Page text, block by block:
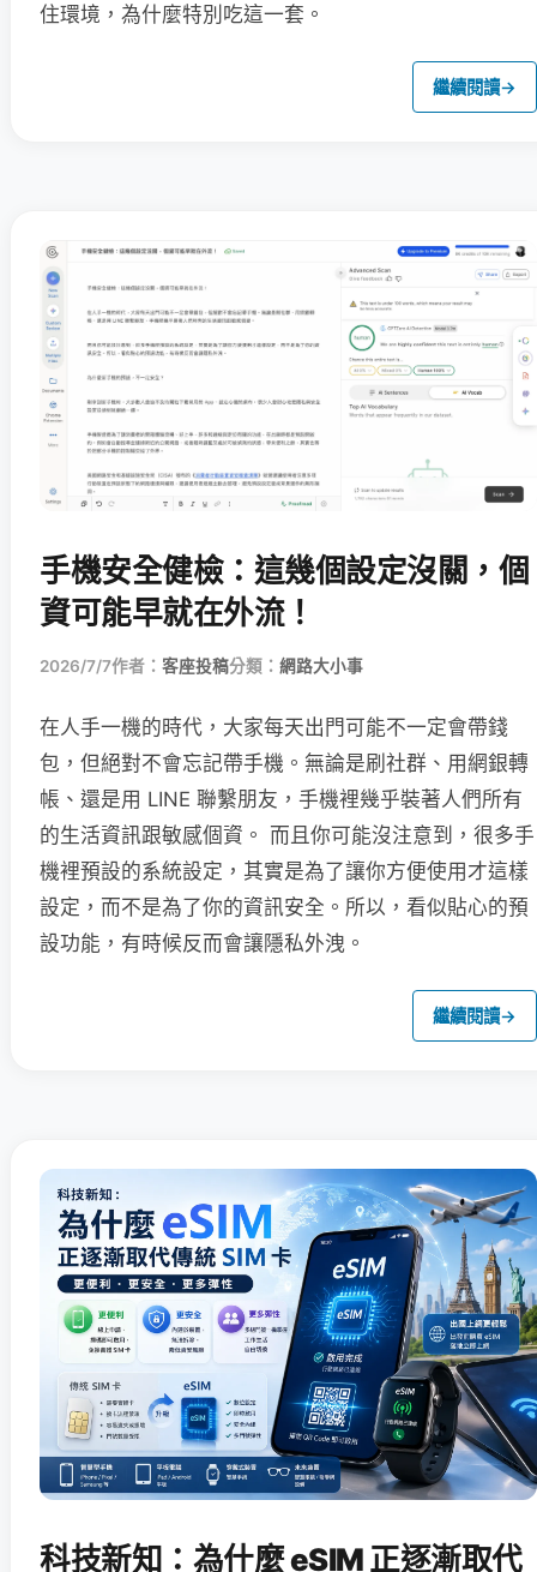
住環境，為什麼特別吃這一套。
繼續閱讀→
手機安全健檢：這幾個設定沒關，個
資可能早就在外流！
2026/7/7作者： 客座投稿分類： 網路大小事
在人手一機的時代，大家每天出門可能不一定會帶錢
包，但絕對不會忘記帶手機。無論是刷社群、用網銀轉
帳、還是用 LINE 聯繫朋友，手機裡幾乎裝著人們所有
的生活資訊跟敏感個資。 而且你可能沒注意到，很多手
機裡預設的系統設定，其實是為了讓你方便使用才這樣
設定，而不是為了你的資訊安全。所以，看似貼心的預
設功能，有時候反而會讓隱私外洩。
繼續閱讀→
科技新知：為什麼 eSIM 正逐漸取代